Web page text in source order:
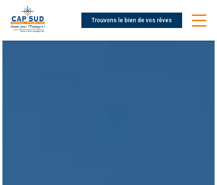
Trouvons le bien de vos rêves